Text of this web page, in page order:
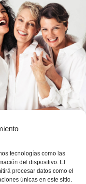
tecnologías como las
del dispositivo. El
procesar datos como el
únicas en este sitio.